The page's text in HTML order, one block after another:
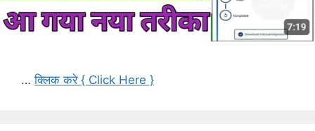
…क्लिक करे { Click Here }